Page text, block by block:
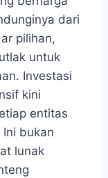
dari
pilihan,
untuk
Investasi
kini
entitas
bukan
lunak